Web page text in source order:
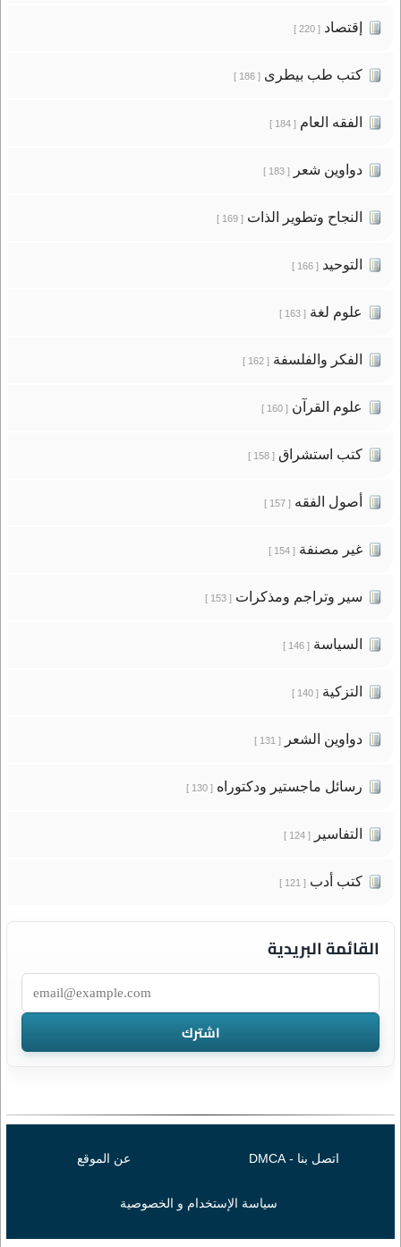
إقتصاد[ 220 ]
كتب طب بيطرى[ 186 ]
الفقه العام[ 184 ]
دواوين شعر[ 183 ]
النجاح وتطوير الذات[ 169 ]
التوحيد[ 166 ]
علوم لغة[ 163 ]
الفكر والفلسفة[ 162 ]
علوم القرآن[ 160 ]
كتب استشراق[ 158 ]
أصول الفقه[ 157 ]
غير مصنفة[ 154 ]
سير وتراجم ومذكرات[ 153 ]
السياسة[ 146 ]
التزكية[ 140 ]
دواوين الشعر[ 131 ]
رسائل ماجستير ودكتوراه[ 130 ]
التفاسير[ 124 ]
كتب أدب[ 121 ]
القائمة البريدية
اتصل بنا - DMCA عن الموقع
سياسة الإستخدام و الخصوصية